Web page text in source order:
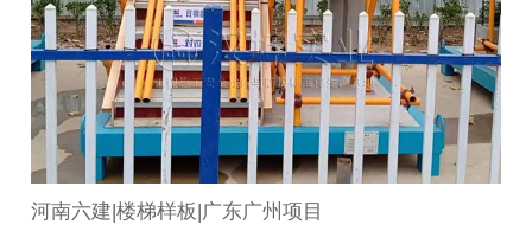
河南六建|楼梯样板|广东广州项目